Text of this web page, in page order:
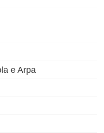
e Arpa